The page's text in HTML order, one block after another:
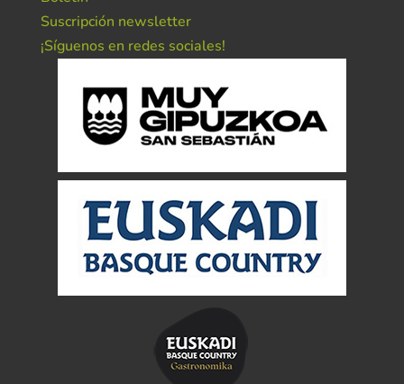
Suscripción newsletter
¡Síguenos en redes sociales!